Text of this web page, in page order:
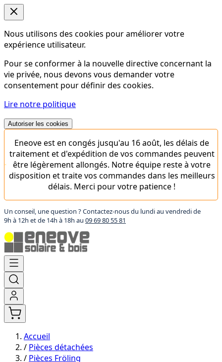
Nous utilisons des cookies pour améliorer votre
expérience utilisateur.
Pour se conformer à la nouvelle directive concernant la
vie privée, nous devons vous demander votre
consentement pour définir des cookies.
Lire notre politique
Autoriser les cookies
Eneove est en congés jusqu'au 16 août, les délais de
traitement et d'expédition de vos commandes peuvent
être légèrement allongés. Notre équipe reste à votre
disposition et traite vos commandes dans les meilleurs
délais. Merci pour votre patience !
Un conseil, une question ? Contactez-nous du lundi au vendredi de
9h à 12h et de 14h à 18h au 09 69 80 55 81
Aller
contenu
Accueil
/ Pièces détachées
/ Pièces Fröling